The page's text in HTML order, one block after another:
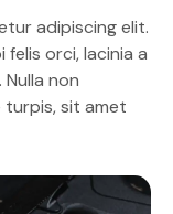
adipiscing elit.
orci, lacinia a
non
turpis, sit amet